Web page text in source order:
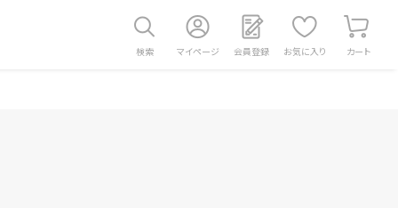
検索 マイページ 会員登録 お気に入り カート